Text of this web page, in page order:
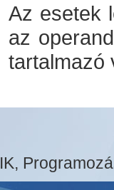
Az esetek
az
tartalmazó